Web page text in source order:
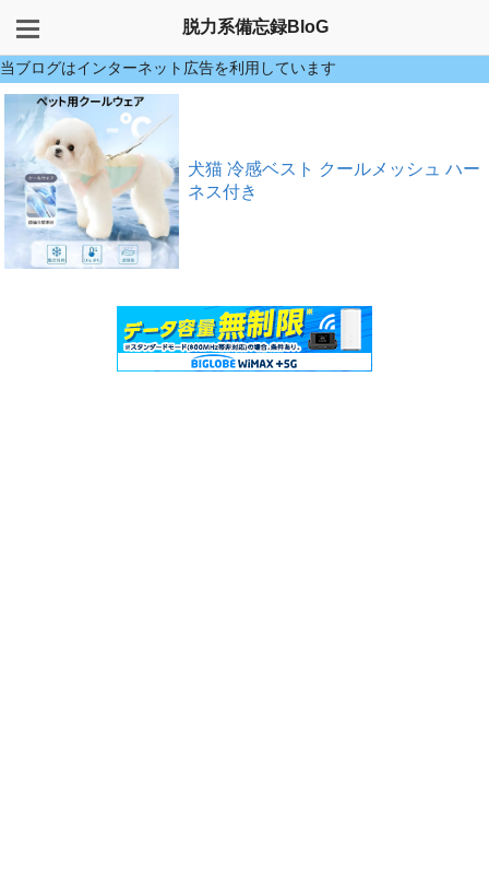
脱力系備忘録BloG
当ブログはインターネット広告を利用しています
犬猫 冷感ベスト クールメッシュ ハー
ネス付き